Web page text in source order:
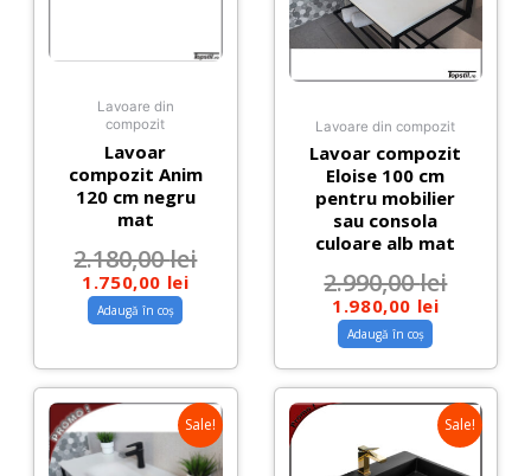
Lavoare din
compozit
Lavoar
compozit Anim
120 cm negru
mat
2.180,00lei
1.750,00 lei
Adaugă în coș
Lavoare din compozit
Lavoar compozit
Eloise 100 cm
pentru mobilier
sau consola
culoare alb mat
2.990,00lei
1.980,00 lei
Adaugă în coș
Sale! Sale!